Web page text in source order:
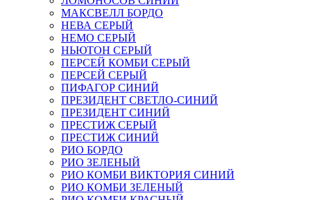
МАКСВЕЛЛ БОРДО
НЕВА СЕРЫЙ
НЕМО СЕРЫЙ
НЬЮТОН СЕРЫЙ
ПЕРСЕЙ КОМБИ СЕРЫЙ
ПЕРСЕЙ СЕРЫЙ
ПИФАГОР СИНИЙ
ПРЕЗИДЕНТ СВЕТЛО-СИНИЙ
ПРЕЗИДЕНТ СИНИЙ
ПРЕСТИЖ СЕРЫЙ
ПРЕСТИЖ СИНИЙ
РИО БОРДО
РИО ЗЕЛЕНЫЙ
РИО КОМБИ ВИКТОРИЯ СИНИЙ
РИО КОМБИ ЗЕЛЕНЫЙ